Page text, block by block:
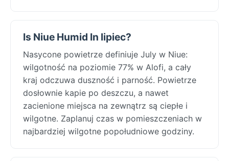
Is Niue Humid In lipiec?
Nasycone powietrze definiuje July w Niue:
wilgotność na poziomie 77% w Alofi, a cały
kraj odczuwa duszność i parność. Powietrze
dosłownie kapie po deszczu, a nawet
zacienione miejsca na zewnątrz są ciepłe i
wilgotne. Zaplanuj czas w pomieszczeniach w
najbardziej wilgotne popołudniowe godziny.